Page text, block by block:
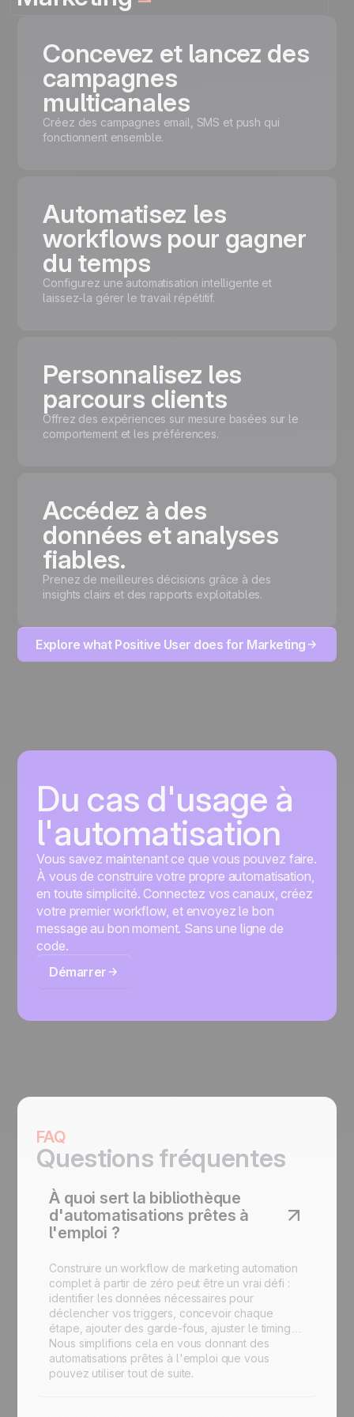
Concevez et lancez des
campagnes
multicanales
Créez des campagnes email, SMS et push qui
fonctionnent ensemble.
Automatisez les
workflows pour gagner
du temps
Configurez une automatisation intelligente et
laissez-la gérer le travail répétitif.
Personnalisez les
parcours clients
Offrez des expériences sur mesure basées sur le
comportement et les préférences.
Accédez à des
données et analyses
fiables.
Prenez de meilleures décisions grâce à des
insights clairs et des rapports exploitables.
Explore what Positive User does for Marketing
Du cas d'usage à
l'automatisation
Vous savez maintenant ce que vous pouvez faire.
À vous de construire votre propre automatisation,
en toute simplicité. Connectez vos canaux, créez
votre premier workflow, et envoyez le bon
message au bon moment. Sans une ligne de
code.
Démarrer
FAQ
Questions fréquentes
À quoi sert la bibliothèque
d'automatisations prêtes à
l'emploi ?
Construire un workflow de marketing automation
complet à partir de zéro peut être un vrai défi :
identifier les données nécessaires pour
déclencher vos triggers, concevoir chaque
étape, ajouter des garde-fous, ajuster le timing…
Nous simplifions cela en vous donnant des
automatisations prêtes à l'emploi que vous
pouvez utiliser tout de suite.